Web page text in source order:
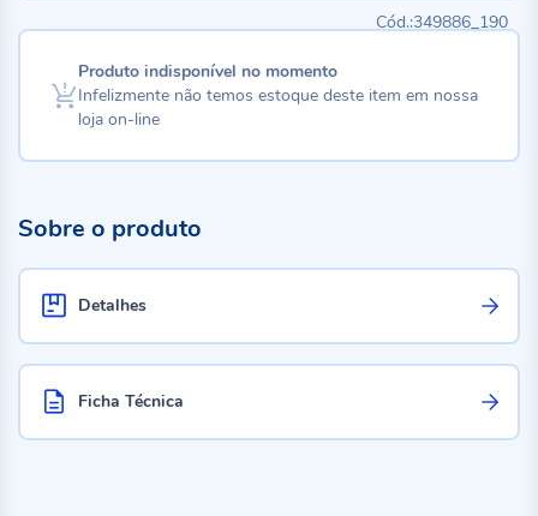
349886_190
Produto indisponível no momento
Infelizmente não temos estoque deste item em nossa
loja on-line
Sobre o produto
Detalhes
Ficha Técnica